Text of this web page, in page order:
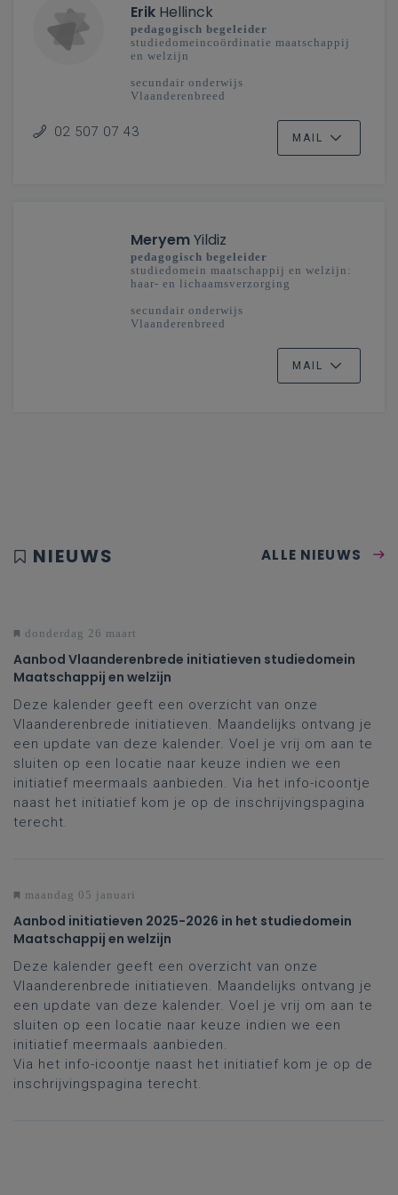
Erik Hellinck
pedagogisch begeleider
studiedomeincoördinatie maatschappij
en welzijn
secundair onderwijs
Vlaanderenbreed
02 507 07 43 MAIL
MeryemYildiz
pedagogisch begeleider
studiedomein maatschappij en welzijn:
haar- en lichaamsverzorging
secundair onderwijs
Vlaanderenbreed
MAIL
NIEUWS ALLE NIEUWS
donderdag 26 maart
Aanbod Vlaanderenbrede initiatieven studiedomein
Maatschappij en welzijn
Deze kalender geeft een overzicht van onze
Vlaanderenbrede initiatieven. Maandelijks ontvang je
een update van deze kalender. Voel je vrij om aan te
sluiten op een locatie naar keuze indien we een
initiatief meermaals aanbieden. Via het info-icoontje
naast het initiatief kom je op de inschrijvingspagina
terecht.
maandag 05 januari
Aanbod initiatieven 2025-2026 in het studiedomein
Maatschappij en welzijn
Deze kalender geeft een overzicht van onze
Vlaanderenbrede initiatieven. Maandelijks ontvang je
een update van deze kalender. Voel je vrij om aan te
sluiten op een locatie naar keuze indien we een
initiatief meermaals aanbieden.
Via het info-icoontje naast het initiatief kom je op de
inschrijvingspagina terecht.